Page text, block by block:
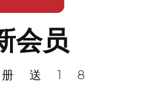
会员
册送18